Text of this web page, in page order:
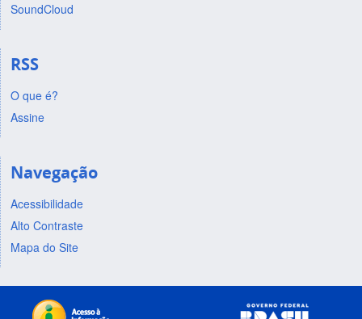
SoundCloud
RSS
O que é?
Assine
Navegação
Acessibilidade
Alto Contraste
Mapa do Site